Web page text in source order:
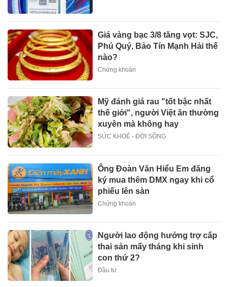
Giá vàng bạc 3/8 tăng vọt: SJC,
Phú Quý, Bảo Tín Mạnh Hải thế
nào?
Chứng khoán
Mỹ đánh giá rau "tốt bậc nhất
thế giới", người Việt ăn thường
xuyên mà không hay
SỨC KHOẺ - ĐỜI SỐNG
Ông Đoàn Văn Hiểu Em đăng
ký mua thêm DMX ngay khi cổ
phiếu lên sàn
Chứng khoán
Người lao động hưởng trợ cấp
thai sản mấy tháng khi sinh
con thứ 2?
Đầu tư